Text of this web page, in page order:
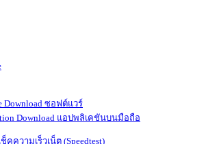
ซอฟต์แวร์
แอปพลิเคชันบนมือถือ
ช็คความเร็วเน็ต (Speedtest)